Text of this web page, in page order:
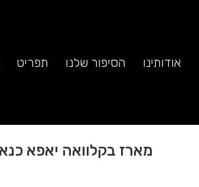
אודותינו הסיפור שלנו תפריט
מארז בקלוואה יאפא